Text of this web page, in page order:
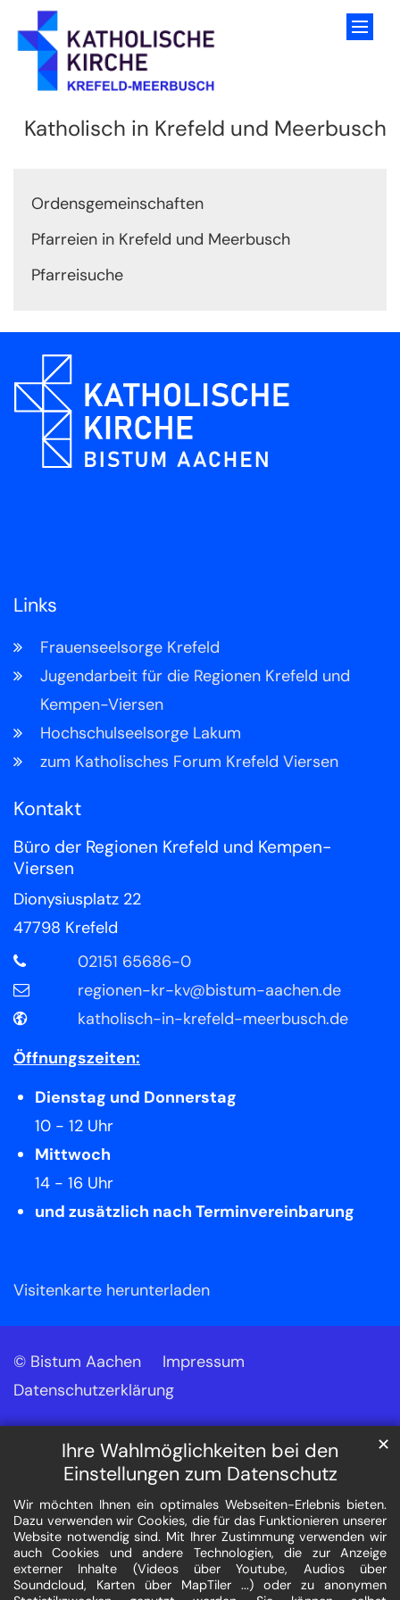
Ihre Wahlmöglichkeiten bei den
Einstellungen zum Datenschutz
Wir möchten Ihnen ein optimales Webseiten-Erlebnis bieten.
Dazu verwenden wir Cookies, die für das Funktionieren unserer
Website notwendig sind. Mit Ihrer Zustimmung verwenden wir
auch Cookies und andere Technologien, die zur Anzeige
externer Inhalte (Videos über Youtube, Audios über
Soundcloud, Karten über MapTiler ...) oder zu anonymen
✕
Zum Inhalt springen
Katholisch in Krefeld und Meerbusch
Ordensgemeinschaften
Pfarreien in Krefeld und Meerbusch
Pfarreisuche
Links
Frauenseelsorge Krefeld
Jugendarbeit für die Regionen Krefeld und
Kempen-Viersen
Hochschulseelsorge Lakum
zum Katholisches Forum Krefeld Viersen
Kontakt
Büro der Regionen Krefeld und Kempen-
Viersen
Dionysiusplatz 22
47798 Krefeld
02151 65686-0
regionen-kr-kv@bistum-aachen.de
katholisch-in-krefeld-meerbusch.de
Öffnungszeiten:
Dienstag und Donnerstag
10 - 12 Uhr
Mittwoch
14 - 16 Uhr
und zusätzlich nach Terminvereinbarung
Visitenkarte herunterladen
© Bistum Aachen
Impressum
Datenschutzerklärung